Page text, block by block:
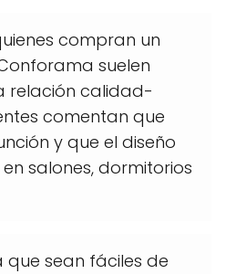
compran un
suelen
relación calidad-
comentan que
y que el diseño
salones, dormitorios
que sean fáciles de